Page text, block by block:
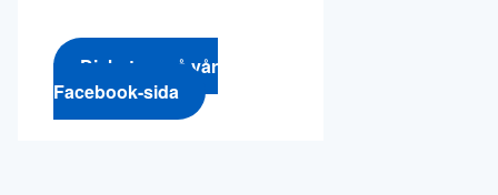
Diskutera på vår
Facebook-sida